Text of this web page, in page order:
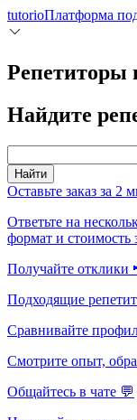
tutorioПлатформа
Репетиторы
Найдите
Найти
Оставьте заказ за 2
Ответьте на
формат и стоимость
Получайте отклики
Подходящие
Сравнивайте
Смотрите опыт,
Общайтесь в чате 💬